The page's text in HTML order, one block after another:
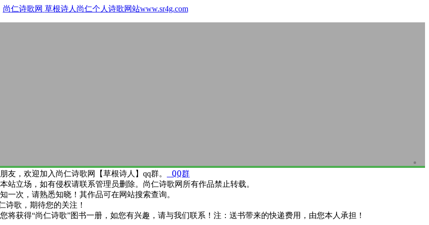
尚仁诗歌网 草根诗人尚仁个人诗歌网站www.sr4g.com
，欢迎加入尚仁诗歌网【草根诗人】qq群。 QQ群
立场，如有侵权请联系管理员删除。尚仁诗歌网所有作品禁止转载。
一次，请熟悉知晓！其作品可在网站搜索查询。
诗歌，期待您的关注！
获得“尚仁诗歌”图书一册，如您有兴趣，请与我们联系！注：送书带来的快递费用，由您本人承担！